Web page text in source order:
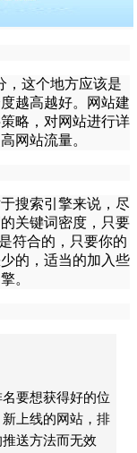
，这个地方应该是
越高越好。网站建
略，对网站进行详
网站流量。
搜索引擎来说，尽
关键词密度，只要
符合的，只要你的
的，适当的加入些
。
要想获得好的位
上线的网站，排
送方法而无效